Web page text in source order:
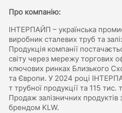
Про компанію:
ІНТЕРПАЙП – українська
виробник сталевих труб та
Продукція компанії
світу через мережу торгових
ключових ринках Близького
та Європи. У 2024 році
т трубної продукції та 115 тис.
Продаж залізничних продуктів
брендом KLW.